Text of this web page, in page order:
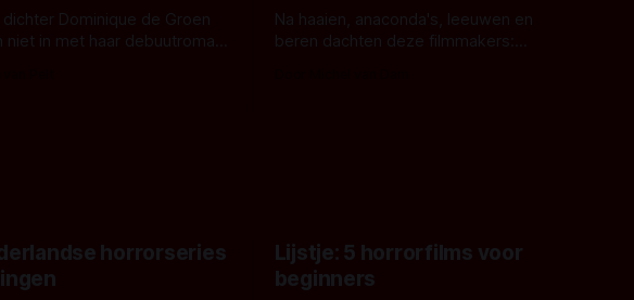
Dominique de Groen
niet in met haar debuutroman.
Na haaien, anaconda's, leeuwen en
beren dachten deze filmmakers:
horrorseries
Lijstje: 5 horrorfilms voor
beginners